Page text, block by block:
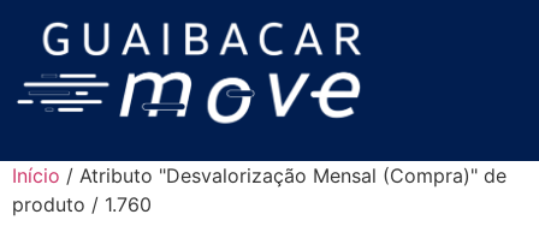
Início / Atributo "Desvalorização Mensal (Compra)" de
produto / 1.760